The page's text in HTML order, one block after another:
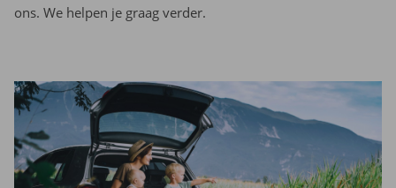
ons. We helpen je graag verder.